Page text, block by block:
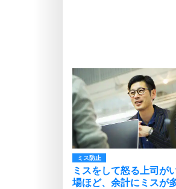
ミス防止
ミスをして怒る上司が
場ほど、余計にミスが